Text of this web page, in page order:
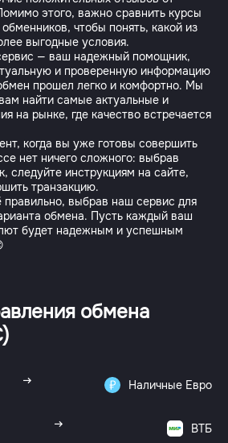
этого, важно сравнить курсы
чтобы понять, какой из
выгодные условия.
— ваш надежный помощник,
и проверенную информацию
прошел легко и комфортно. Мы
найти самые актуальные и
на рынке, где качество встречается
когда вы уже готовы совершить
нет ничего сложного: выбрав
следуйте инструкциям на сайте,
транзакцию.
правильно, выбрав наш сервис для
обмена. Пусть каждый ваш
будет надежным и успешным
обмена
Наличные Евро
ВТБ